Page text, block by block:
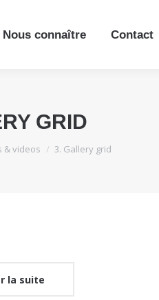
Nous connaître Contact
GRID
& videos 3. Gallery grid
la suite